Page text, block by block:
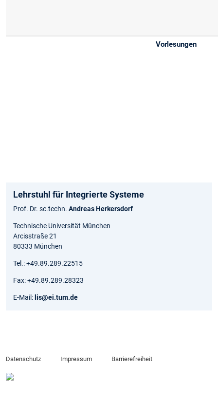
Lehrstuhl für Integrierte Systeme
Prof. Dr. sc.techn. Andreas Herkersdorf
Technische Universität München
Arcisstraße 21
80333 München
Tel.: +49.89.289.22515
Fax: +49.89.289.28323
E-Mail: lis@ei.tum.de
Datenschutz Impressum Barrierefreiheit